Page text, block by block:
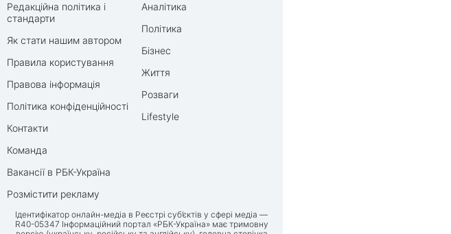
Редакційна політика і
стандарти
Як стати нашим автором
Правила користування
Правова інформація
Політика конфіденційності
Контакти
Команда
Вакансії в РБК-Україна
Розмістити рекламу
Аналітика
Політика
Бізнес
Життя
Розваги
Lifestyle
Ідентифікатор онлайн-медіа в Реєстрі суб’єктів у сфері медіа —
R40-05347 Інформаційний портал «РБК-Україна» має тримовну